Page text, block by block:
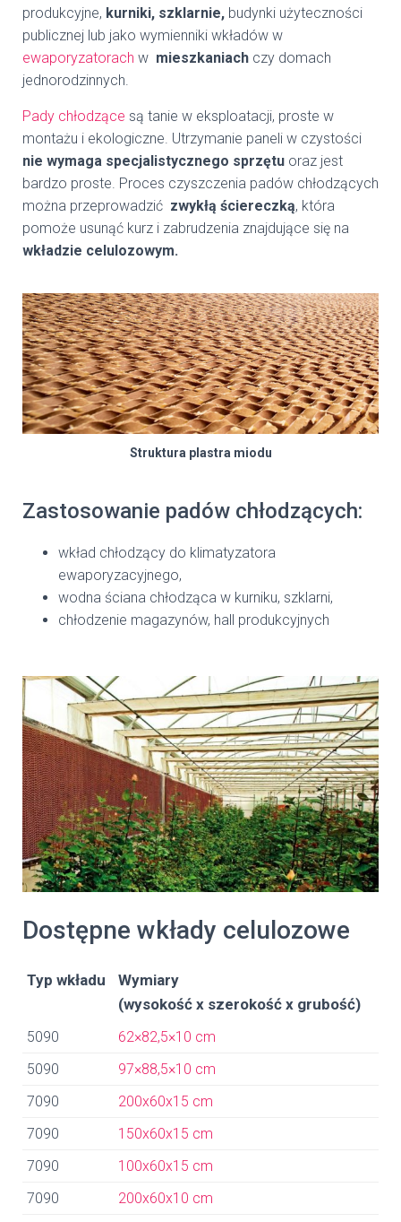
produkcyjne, kurniki, szklarnie, budynki użyteczności
publicznej lub jako wymienniki wkładów w
ewaporyzatorach w mieszkaniach czy domach
jednorodzinnych.
Pady chłodzące są tanie w eksploatacji, proste w
montażu i ekologiczne. Utrzymanie paneli w czystości
nie wymaga specjalistycznego sprzętu oraz jest
bardzo proste. Proces czyszczenia padów chłodzących
można przeprowadzić zwykłą ściereczką, która
pomoże usunąć kurz i zabrudzenia znajdujące się na
wkładzie celulozowym.
Struktura plastra miodu
Zastosowanie padów chłodzących:
wkład chłodzący do klimatyzatora
ewaporyzacyjnego,
wodna ściana chłodząca w kurniku, szklarni,
chłodzenie magazynów, hall produkcyjnych
Dostępne wkłady celulozowe
Typ wkładu
Wymiary
(wysokość x szerokość x grubość)
5090
62×82,5×10 cm
5090
97×88,5×10 cm
7090
200x60x15 cm
7090
150x60x15 cm
7090
100x60x15 cm
7090
200x60x10 cm